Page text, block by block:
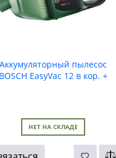
пылесос
EasyVac 12 в кор. +
НЕТ НА СКЛАДЕ